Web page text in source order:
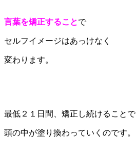
言葉を矯正することで
セルフイメージはあっけなく
変わります。
最低２１日間、矯正し続けることで
頭の中が塗り換わっていくのです。